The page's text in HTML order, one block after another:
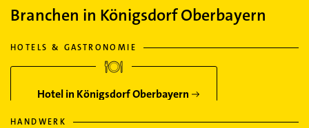
Branchen in Königsdorf Oberbayern
HOTELS & GASTRONOMIE
Hotel in Königsdorf Oberbayern
HANDWERK